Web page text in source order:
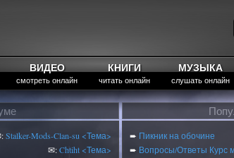
ВИДЕО
смотреть онлайн
КНИГИ
читать онлайн
МУЗЫКА
слушать онлайн
Stalker-Mods-Clan-su <Тема>
✉:Chtiht <Тема>
➨ Пикник на обочине
➨ Вопросы/Ответы Курс